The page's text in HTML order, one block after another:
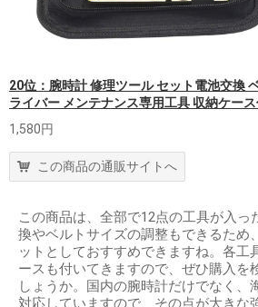
20位：腕時計 修理ツール セット電池交換
ライバー メンテナンス専用工具 収納ケー
1,580円
この商品の通販サイトへ
この商品は、全部で12点の工具が入っ
換やベルトサイズの調整もできるため
ットとしておすすめできますね。各工
ースも付いてきますので、ぜひ購入を
しょうか。国内の腕時計だけでなく、
対応していますので、その点が大きな